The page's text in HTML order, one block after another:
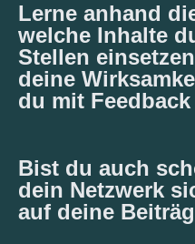
Lerne anhand
welche Inhalte
Stellen
deine
du mit
Bist du auch
dein Netzwerk
auf deine